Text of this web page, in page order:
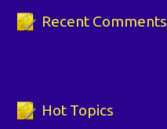
Recent Comments
Hot Topics